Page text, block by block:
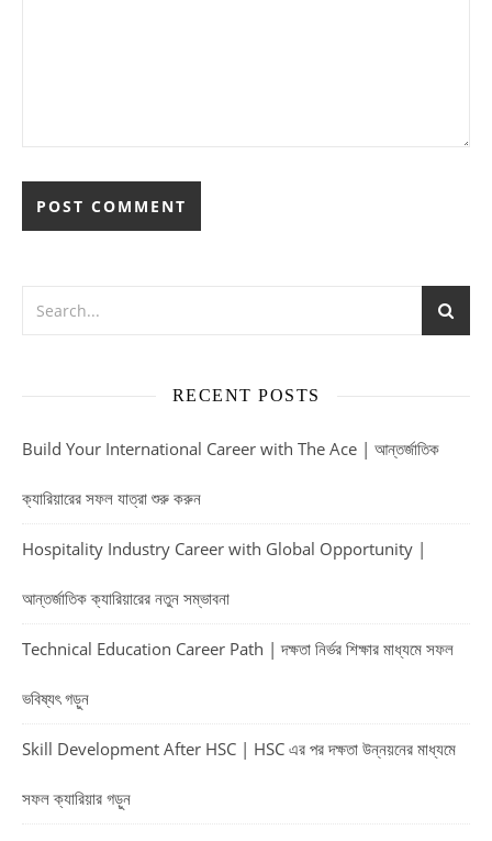
RECENT POSTS
Build Your International Career with The Ace | আন্তর্জাতিক
ক্যারিয়ারের সফল যাত্রা শুরু করুন
Hospitality Industry Career with Global Opportunity |
আন্তর্জাতিক ক্যারিয়ারের নতুন সম্ভাবনা
Technical Education Career Path | দক্ষতা নির্ভর শিক্ষার মাধ্যমে সফল
ভবিষ্যৎ গড়ুন
Skill Development After HSC | HSC এর পর দক্ষতা উন্নয়নের মাধ্যমে
সফল ক্যারিয়ার গড়ুন